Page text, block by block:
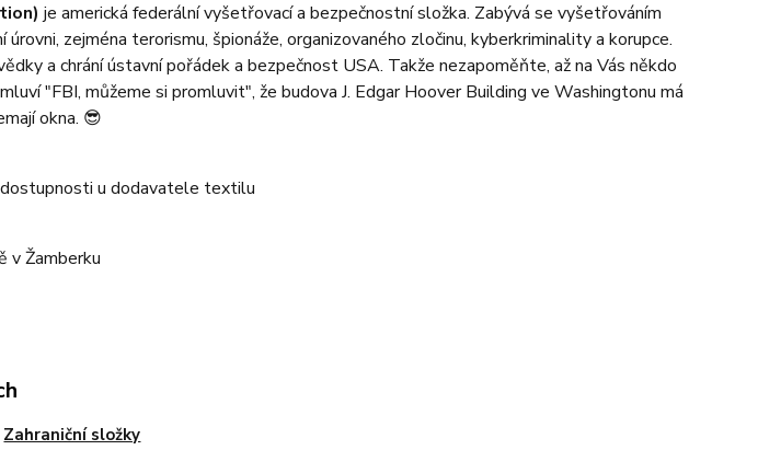
je americká federální vyšetřovací a bezpečnostní složka. Zabývá se vyšetřováním
zejména terorismu, špionáže, organizovaného zločinu, kyberkriminality a korupce.
a chrání ústavní pořádek a bezpečnost USA. Takže nezapoměňte, až na Vás někdo
"FBI, můžeme si promluvit", že budova J. Edgar Hoover Building ve Washingtonu má
okna. 😎
u dodavatele textilu
v Žamberku
Zahraniční složky